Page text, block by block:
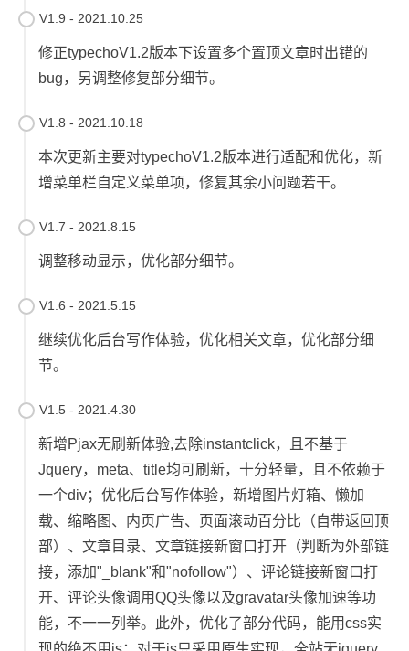
V1.9 - 2021.10.25
修正typechoV1.2版本下设置多个置顶文章时出错的
bug，另调整修复部分细节。
V1.8 - 2021.10.18
本次更新主要对typechoV1.2版本进行适配和优化，新
增菜单栏自定义菜单项，修复其余小问题若干。
V1.7 - 2021.8.15
调整移动显示，优化部分细节。
V1.6 - 2021.5.15
继续优化后台写作体验，优化相关文章，优化部分细
节。
V1.5 - 2021.4.30
新增Pjax无刷新体验,去除instantclick，且不基于
Jquery，meta、title均可刷新，十分轻量，且不依赖于
一个div；优化后台写作体验，新增图片灯箱、懒加
载、缩略图、内页广告、页面滚动百分比（自带返回顶
部）、文章目录、文章链接新窗口打开（判断为外部链
接，添加"_blank"和"nofollow"）、评论链接新窗口打
开、评论头像调用QQ头像以及gravatar头像加速等功
能，不一一列举。此外，优化了部分代码，能用css实